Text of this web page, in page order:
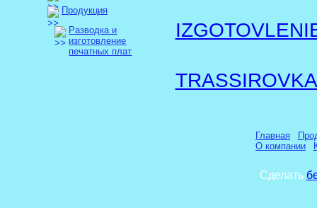
Продукция
Разводка и
изготовление
печатных плат
Главная
О компании
Сделать